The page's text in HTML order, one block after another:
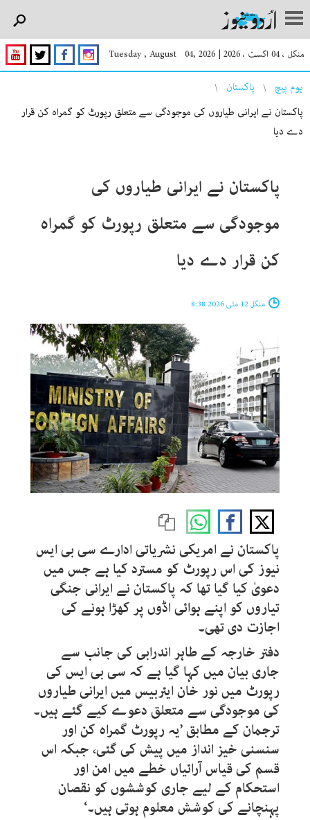
منگل ، 04 اگست ، 2026 |
Tuesday , August 04, 2026
You are here
ہوم پیچ
پاکستان
پاکستان نے ایرانی طیاروں کی موجودگی سے متعلق رپورٹ کو گمراہ کن قرار
دے دیا
پاکستان نے ایرانی طیاروں کی
موجودگی سے متعلق رپورٹ کو گمراہ
کن قرار دے دیا
منگل 12 مئی 2026 8:38
پاکستان نے امریکی نشریاتی ادارے سی بی ایس
نیوز کی اس رپورٹ کو مسترد کیا ہے جس میں
دعویٰ کیا گیا تھا کہ پاکستان نے ایرانی جنگی
تیاروں کو اپنے ہوائی اڈوں پر کھڑا ہونے کی
اجازت دی تھی۔
دفتر خارجہ کے طاہر اندرابی کی جانب سے
جاری بیان میں کہا گیا ہے کہ سی بی ایس کی
رپورٹ میں نور خان ایئربیس میں ایرانی طیاروں
کی موجودگی سے متعلق دعوے کیے گئے ہیں۔
ترجمان کے مطابق ’یہ رپورٹ گمراہ کن اور
سنسنی خیز انداز میں پیش کی گئی، جبکہ اس
قسم کی قیاس آرائیاں خطے میں امن اور
استحکام کے لیے جاری کوششوں کو نقصان
پہنچانے کی کوشش معلوم ہوتی ہیں۔‘